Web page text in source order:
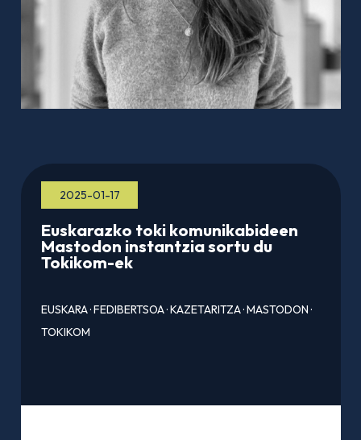
2025-01-17
Euskarazko toki komunikabideen
Mastodon instantzia sortu du
Tokikom-ek
EUSKARA·FEDIBERTSOA·KAZETARITZA·MASTODON·
TOKIKOM